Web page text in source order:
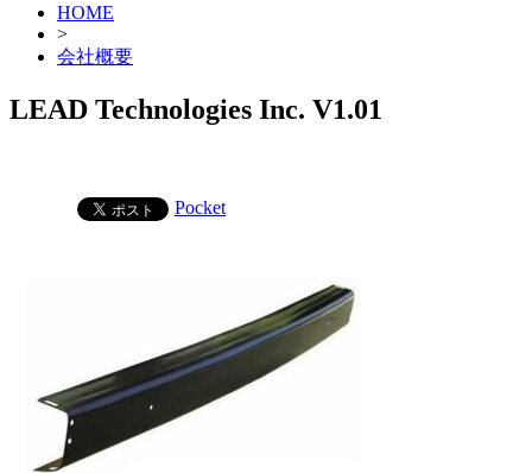
HOME
>
会社概要
LEAD Technologies Inc. V1.01
Pocket